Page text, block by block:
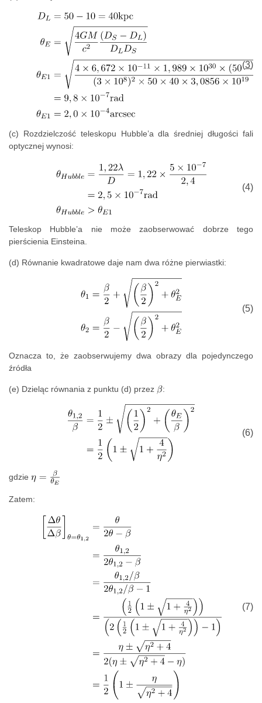
(3)
(c) Rozdzielczość teleskopu Hubble’a dla średniej długości fali
optycznej wynosi:
(4)
Teleskop Hubble’a nie może zaobserwować dobrze tego
pierścienia Einsteina.
(d) Równanie kwadratowe daje nam dwa różne pierwiastki:
(5)
Oznacza to, że zaobserwujemy dwa obrazy dla pojedynczego
źródła
(e) Dzieląc równania z punktu (d) przez :
(6)
gdzie
Zatem:
(7)